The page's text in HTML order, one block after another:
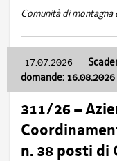
Comunità di montagna
17.07.2026 -
domande: 16.08.2026
311/26 –
n. 38 posti di